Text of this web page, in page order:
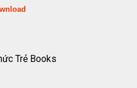
Trẻ Books